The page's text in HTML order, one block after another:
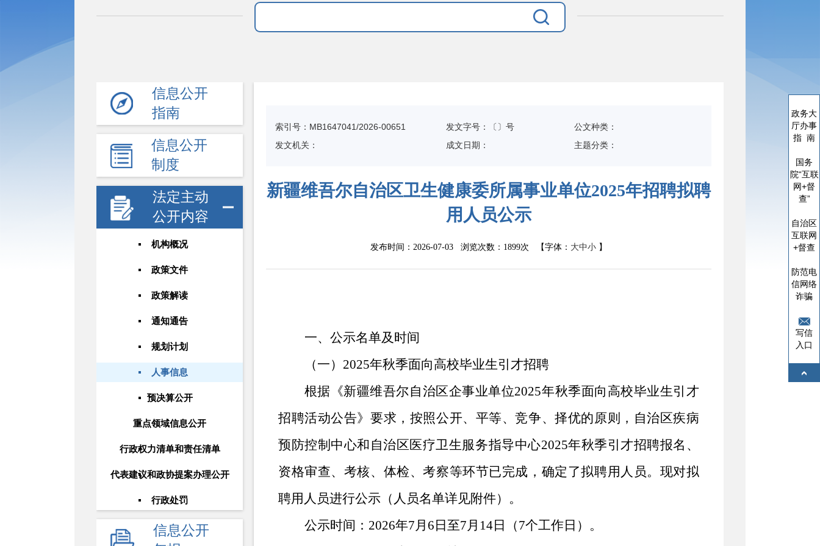
信息公开
指南
信息公开
制度
法定主动
公开内容
机构概况
政策文件
政策解读
通知通告
规划计划
人事信息
预决算公开
重点领域信息公开
行政权力清单和责任清单
代表建议和政协提案办理公开
行政处罚
信息公开
索引号：MB1647041/2026-00651 发文字号：〔〕号
公文种类：
发文机关：
成文日期： 主题分类：
新疆维吾尔自治区卫生健康委所属事业单位2025年招聘拟聘
用人员公示
发布时间：2026-07-03 浏览次数： 1899次 【字体： 大中小 】
一、 公示名单及时间
（一） 2025年秋季面向高校毕业生引才招聘
根据《新疆维吾尔自治区企事业单位2025年秋季面向高校毕业生引才
招聘活动公告》要求，按照公开、平等、竞争、择优的原则，自治区疾病
预防控制中心和自治区医疗卫生服务指导中心2025年秋季引才招聘报名、
资格审查、考核、体检、考察等环节已完成，确定了拟聘用人员。现对拟
聘用人员进行公示（ 人员名单详见附件）。
公示时间： 2026年7月 6 日至7月 14日（7个工作日）。
政务大
厅办事
指 南
国务
院“互联
网+督
查”
自治区
互联网
+督查
防范电
信网络
诈骗
写信
入口